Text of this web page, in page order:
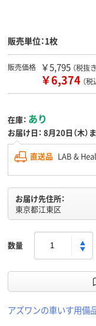
販売単位：1枚
販売価格 ￥5,795 （税抜き
￥6,374 （税
在庫： あり
お届け日： 8月20日（木）
直送品 LAB &
お届け先住所：
東京都江東区
数量
アズワンの車いす用備